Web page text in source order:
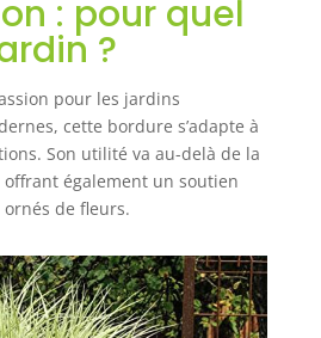
: pour quel
?
pour les jardins
cette bordure s’adapte à
Son utilité va au-delà de la
également un soutien
de fleurs.